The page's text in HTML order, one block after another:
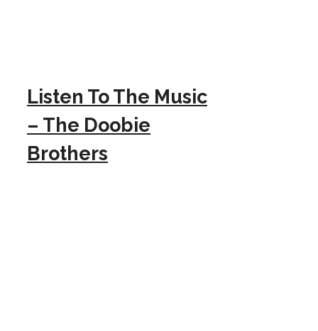
Listen To The Music
– The Doobie
Brothers